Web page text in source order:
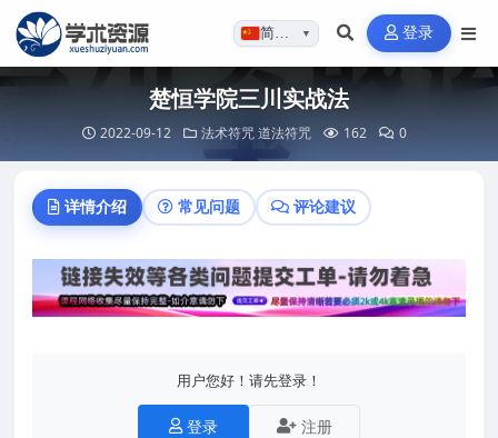
简体…▼ 登录
楚恒学院三川实战法
2022-09-12 法术符咒道法符咒 162 0
详情介绍 常见问题 评论建议
用户您好！请先登录！
登录 注册